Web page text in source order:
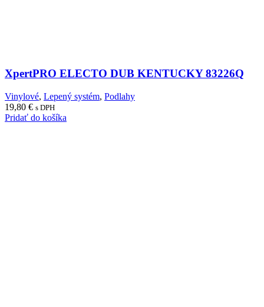
XpertPRO ELECTO DUB KENTUCKY 83226Q
Vinylové, Lepený systém, Podlahy
19,80 € s DPH
Pridať do košíka